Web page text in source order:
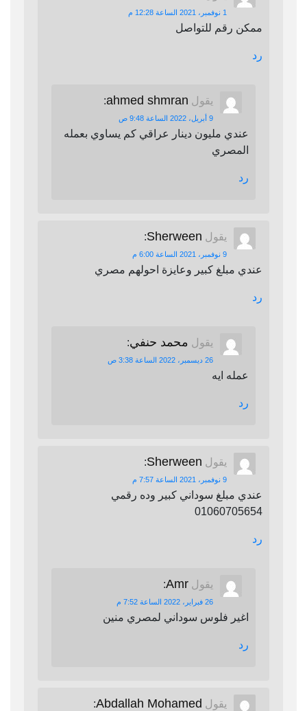
1 نوفمبر، 2021 الساعة 12:28 م
ممكن رقم للتواصل
رد
يقول ahmed shmran
:
9 أبريل، 2022 الساعة 9:48 ص
عندي مليون دينار عراقي كم يساوي بعمله
المصري
رد
يقول Sherween
:
9 نوفمبر، 2021 الساعة 6:00 م
عندي مبلغ كبير وعايزة احولهم مصري
رد
يقول محمد حنفي:
26 ديسمبر، 2022 الساعة 3:38 ص
عمله ايه
رد
يقول Sherween
:
9 نوفمبر، 2021 الساعة 7:57 م
عندي مبلغ سوداني كبير وده رقمي
01060705654
رد
يقول Amr
:
26 فبراير، 2022 الساعة 7:52 م
اغير فلوس سوداني لمصري منين
رد
يقول Abdallah Mohamed
: